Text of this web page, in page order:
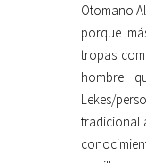
Otomano
porque
tropas
hombre
Lekes/
tradicional